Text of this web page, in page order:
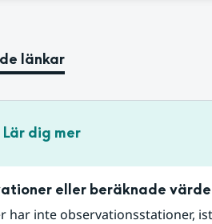
länkar
Lär dig mer
eller beräknade
har inte observationsstationer,